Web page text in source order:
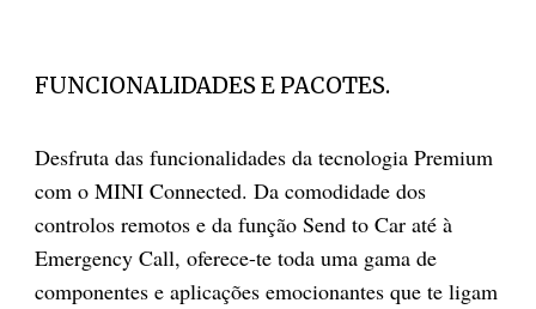
FUNCIONALIDADES E PACOTES.
Desfruta das funcionalidades da tecnologia Premium
com o MINI Connected. Da comodidade dos
controlos remotos e da função Send to Car até à
Emergency Call, oferece-te toda uma gama de
componentes e aplicações emocionantes que te ligam